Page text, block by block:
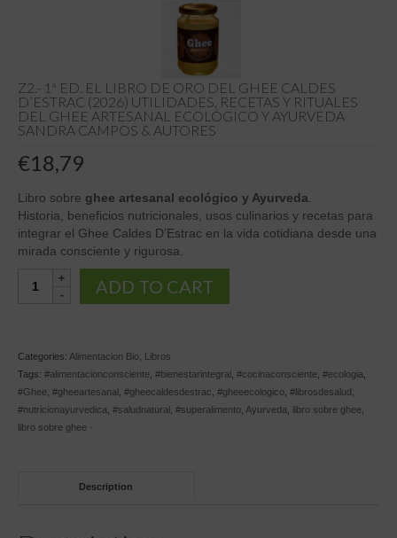
Z2.- 1ª ED. EL LIBRO DE ORO DEL GHEE CALDES
D’ESTRAC (2026) UTILIDADES, RECETAS Y RITUALES
DEL GHEE ARTESANAL ECOLÓGICO Y AYURVEDA
SANDRA CAMPOS & AUTORES
€18,79
Libro sobre ghee artesanal ecológico y Ayurveda
Historia, beneficios nutricionales, usos culinarios y recetas para
integrar el Ghee Caldes D’Estrac en la vida cotidiana desde una
mirada consciente y rigurosa.
Oro
Utilidades,
ADD TO CART
Categories: Alimentacion Bio Libros
Tags: #alimentacionconsciente #bienestarintegral #cocinaconsciente #ecologia
#Ghee #gheeartesanal #gheecaldesdestrac #gheeecologico #librosdesalud
#nutricionayurvedica #saludnatural #superalimento Ayurveda libro sobre ghee
libro sobre ghee ·
Description